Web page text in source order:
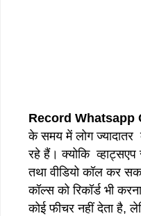
Record Whatsapp
के समय में लोग
रहे हैं। क्योकि
तथा वीडियो कॉल कर
कॉल्स को रिकॉर्ड भी
कोई फीचर नहीं देता है,